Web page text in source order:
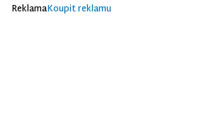
ReklamaKoupit reklamu